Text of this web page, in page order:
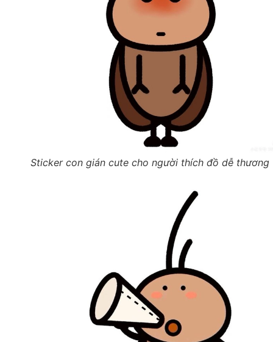
Sticker con gián cute cho người thích đồ dễ thương